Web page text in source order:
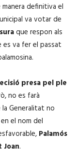
definitiva el
va votar de
que respon als
va fer el passat
presa pel ple
no es farà
Generalitat no
el nom del
Palamós
Joan.